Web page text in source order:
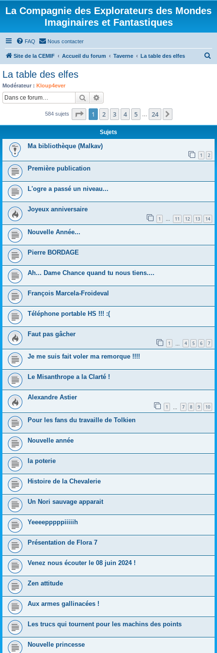
La Compagnie des Explorateurs des Mondes
Imaginaires et Fantastiques
FAQ Nous contacter
Site de la CEMIF Accueil du forum Taverne La table des elfes
c
r
La table des elfes
Modérateur : Kloup4ever
Rechercher
584 sujets Page 1sur24
1 2 3 4 5 24
Sujets
Ma bibliothèque (Malkav)
1 2
Première publication
L'ogre a passé un niveau...
Joyeux anniversaire
1 … 11 12 13 14
Nouvelle Année...
Pierre BORDAGE
Ah... Dame Chance quand tu nous tiens....
François Marcela-Froideval
Téléphone portable HS !!! :(
Faut pas gâcher
1 4 5 6 7
Je me suis fait voler ma remorque !!!!
Le Misanthrope a la Clarté !
Alexandre Astier
1 7 8 9 10
Pour les fans du travaille de Tolkien
Nouvelle année
la poterie
Histoire de la Chevalerie
Un Nori sauvage apparait
Yeeeepppppiiiiih
Présentation de Flora 7
Venez nous écouter le 08 juin 2024 !
Zen attitude
Aux armes gallinacées !
Les trucs qui tournent pour les machins des points
Nouvelle princesse